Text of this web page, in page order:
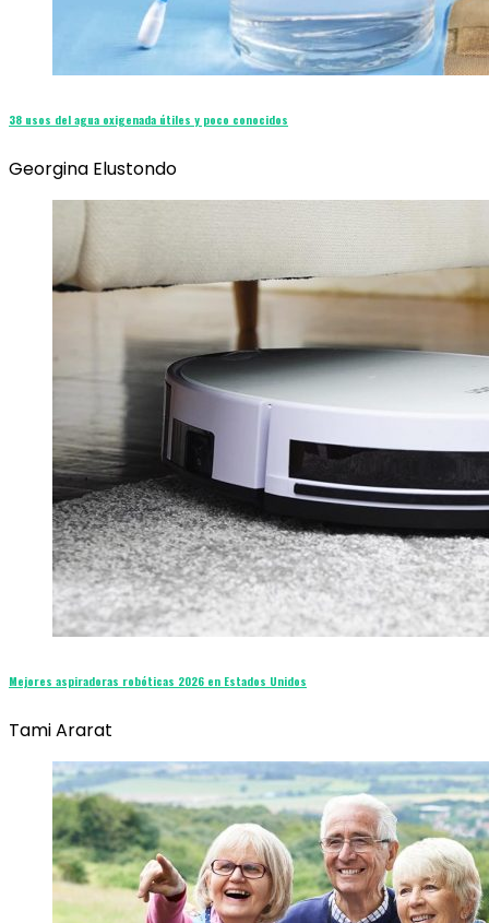
38 usos del agua oxigenada útiles y poco conocidos
Georgina Elustondo
Mejores aspiradoras robóticas 2026 en Estados Unidos
Tami Ararat